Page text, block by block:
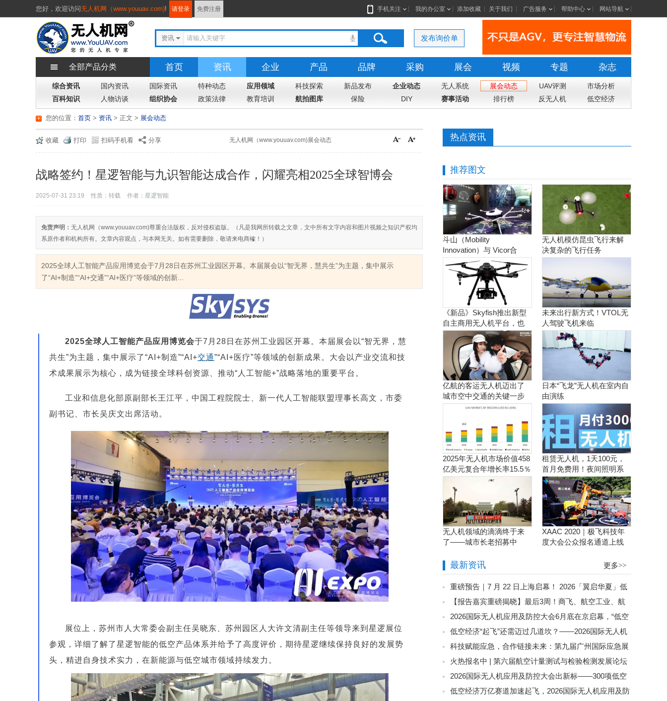
您好， 欢迎访问无人机网（www.youuav.com)! 请登录 免费注册 手机关注 我的办公室 添加收藏 关于我们 广告服务 帮助中心 网站导航
资讯 发布询价单
全部产品分类 首页 资讯 企业 产品 品牌 采购 展会 视频 专题 杂志
综合资讯 国内资讯 国际资讯 特种动态 应用领域 科技探索 新品发布 企业动态 无人系统 展会动态 UAV评测
市场分析
百科知识
人物访谈 组织协会 政策法律 教育培训 航拍图库 保险 DIY 赛事活动 排行榜 反无人机 低空经济
您的位置： 首页 > 资讯 > 展会动态
> 正文
收藏 打印 扫码手机看 分享 无人机网（www.youuav.com)展会动态
战略签约！星逻智能与九识智能达成合作，闪耀亮相2025全球智博会
2025-07-31 23:19 性质：转载 作者：星逻智能
免责声明： 无人机网（www.youuav.com)尊重合法版权，反对侵权盗版。（凡是我网所转载之文章，文中所有文字内容和图片视频之知识产权均
系原作者和机构所有。文章内容观点，与本网无关。如有需要删除，敬请来电商榷！）
2025全球人工智能产品应用博览会于7月28日在苏州工业园区开幕。本届展会以“智无界，慧共生”为主题，集中展示
了“AI+制造”“AI+交通”“AI+医疗”等领域的创新...
2025全球人工智能产品应用博览会于7月28日在苏州工业园区开幕。本届展会以“智无界，慧
共生”为主题，集中展示了“AI+制造”“AI+交通”“AI+医疗”等领域的创新成果。大会以产业交流和技
术成果展示为核心，成为链接全球科创资源、推动“人工智能+”战略落地的重要平台。
工业和信息化部原副部长王江平，中国工程院院士、新一代人工智能联盟理事长高文，市委
副书记、市长吴庆文出席活动。
展位上，苏州市人大常委会副主任吴晓东、苏州园区人大许文清副主任等领导来到星逻展位
参观，详细了解了星逻智能的低空产品体系并给予了高度评价，期待星逻继续保持良好的发展势
头，精进自身技术实力，在新能源与低空城市领域持续发力。
热点资讯
推荐图文
斗山（Mobility
Innovation）与 Vicor合
作。实现商用氢燃料电池
无人机
无人机模仿昆虫飞行来解
决复杂的飞行任务
《新品》Skyfish推出新型
自主商用无人机平台，也
可搭载Sony Alpha相机
未来出行新方式！VTOL无
人驾驶飞机来临
亿航的客运无人机迈出了
城市空中交通的关键一步
日本“飞龙”无人机在室内自
由演练
2025年无人机市场价值458
亿美元复合年增长率15.5％
租赁无人机，1天100元，
首月免费用！夜间照明系
统施工、抢险、应急救援
利器！
无人机领域的滴滴终于来
了——城市长老招募中
XAAC 2020｜极飞科技年
度大会公众报名通道上线
最新资讯 更多>>
重磅预告｜7 月 22 日上海启幕！ 2026「翼启华夏」低
空经济生态共建中国行・上海总站暨 第二届全国低空行业
会长论坛盛大来袭
【报告嘉宾重磅揭晓】最后3周！商飞、航空工业、航
发集团、eVTOL企业齐聚苏州，第六届航空计量测试与检
验检测发展论坛即将启幕
2026国际无人机应用及防控大会6月底在京启幕，“低空
经济第一城”最新战况即将揭晓
低空经济“起飞”还需迈过几道坎？——2026国际无人机
应用及防控大会邀您共探政策落地路径
科技赋能应急，合作链接未来：第九届广州国际应急展
圆满落幕！
火热报名中 | 第六届航空计量测试与检验检测发展论坛
邀您7月28-29日相聚苏州！
2026国际无人机应用及防控大会出新标——300项低空
经济标准铺路，行业告别“野蛮生长”
低空经济万亿赛道加速起飞，2026国际无人机应用及防